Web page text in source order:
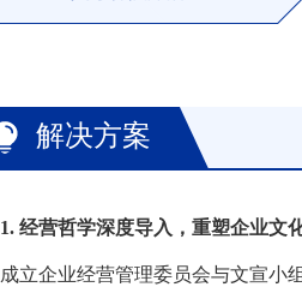
解决方案
1. 经营哲学深度导入，重塑企业文
成立企业经营管理委员会与文宣小